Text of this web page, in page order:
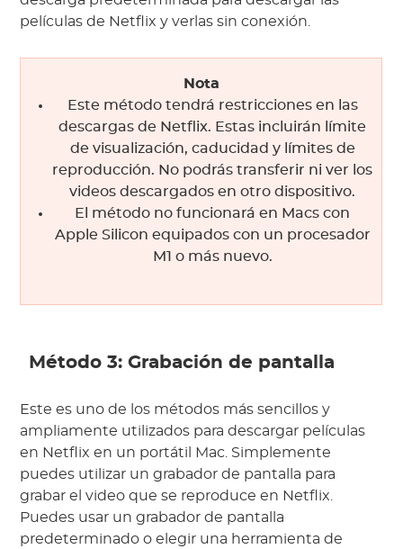
películas de Netflix y verlas sin conexión.
Nota
Este método tendrá restricciones en las
descargas de Netflix. Estas incluirán límite
de visualización, caducidad y límites de
reproducción. No podrás transferir ni ver los
videos descargados en otro dispositivo.
El método no funcionará en Macs con
Apple Silicon equipados con un procesador
M1 o más nuevo.
Método 3: Grabación de pantalla
Este es uno de los métodos más sencillos y
ampliamente utilizados para descargar películas
en Netflix en un portátil Mac. Simplemente
puedes utilizar un grabador de pantalla para
grabar el video que se reproduce en Netflix.
Puedes usar un grabador de pantalla
predeterminado o elegir una herramienta de